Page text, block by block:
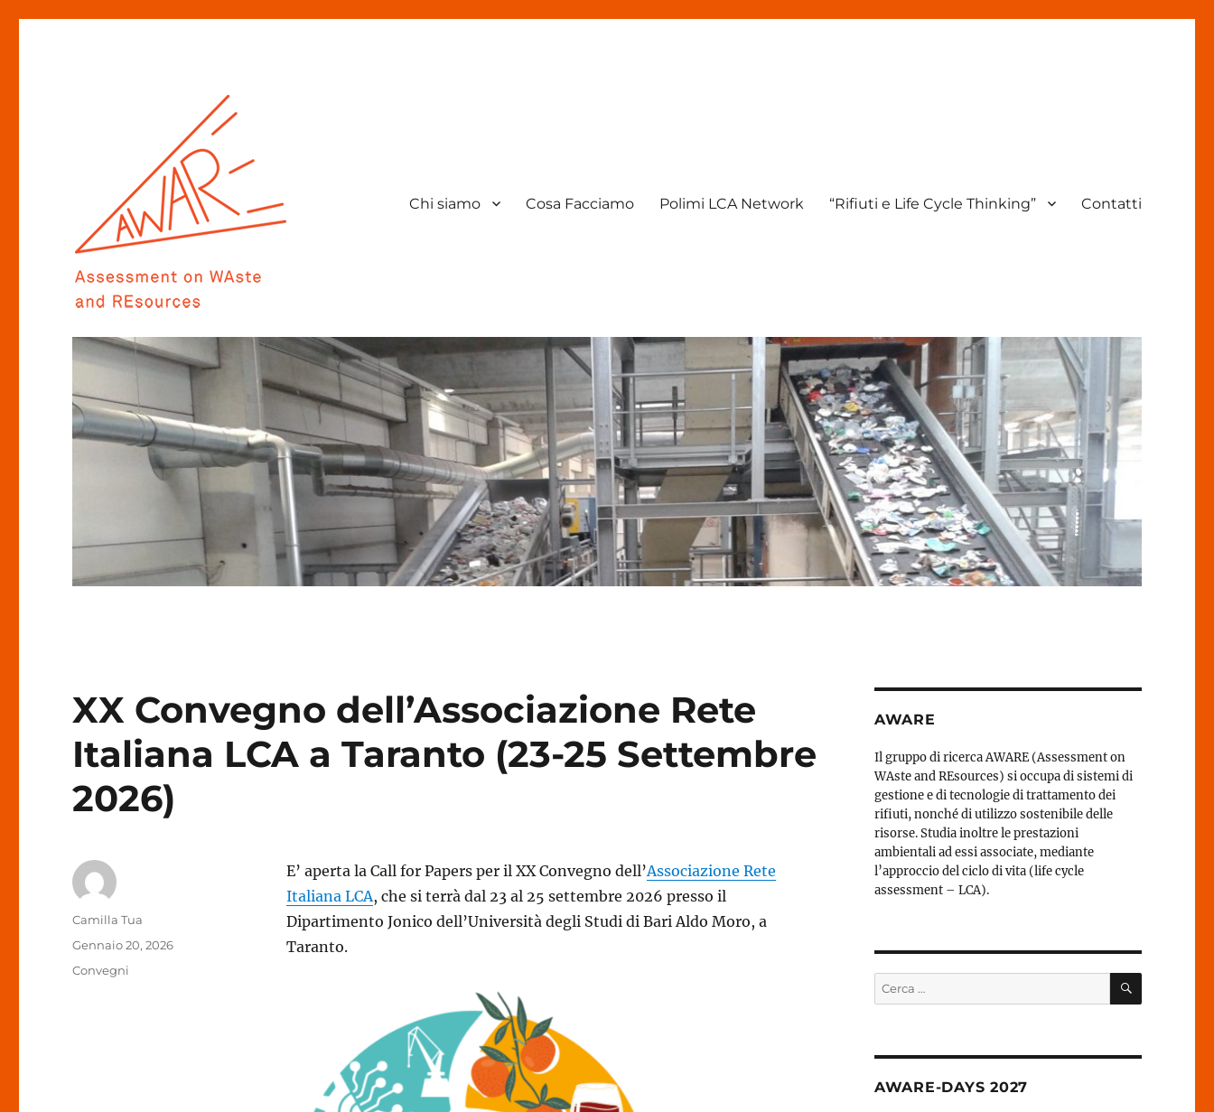
AWARE
Chi siamo Cosa Facciamo Polimi LCA Network “Rifiuti e Life Cycle Thinking” Contatti
XX Convegno dell’Associazione Rete
Italiana LCA a Taranto (23-25 Settembre
2026)
E’ aperta la Call for Papers per il XX Convegno dell’Associazione Rete
Italiana LCA, che si terrà dal 23 al 25 settembre 2026 presso il
Dipartimento Jonico dell’Università degli Studi di Bari Aldo Moro, a
Taranto.
Autore
Camilla Tua
Pubblicato
Gennaio 20, 2026
Categorie
Convegni
AWARE
Il gruppo di ricerca AWARE (Assessment on
WAste and REsources) si occupa di sistemi di
gestione e di tecnologie di trattamento dei
rifiuti, nonché di utilizzo sostenibile delle
risorse. Studia inoltre le prestazioni
ambientali ad essi associate, mediante
l’approccio del ciclo di vita (life cycle
assessment – LCA).
Cerca: CERCA
AWARE-DAYS 2027